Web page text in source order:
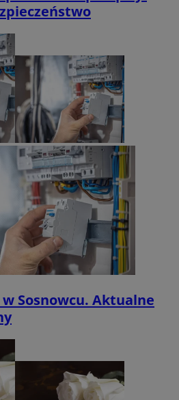
Sosnowcu. Aktualne